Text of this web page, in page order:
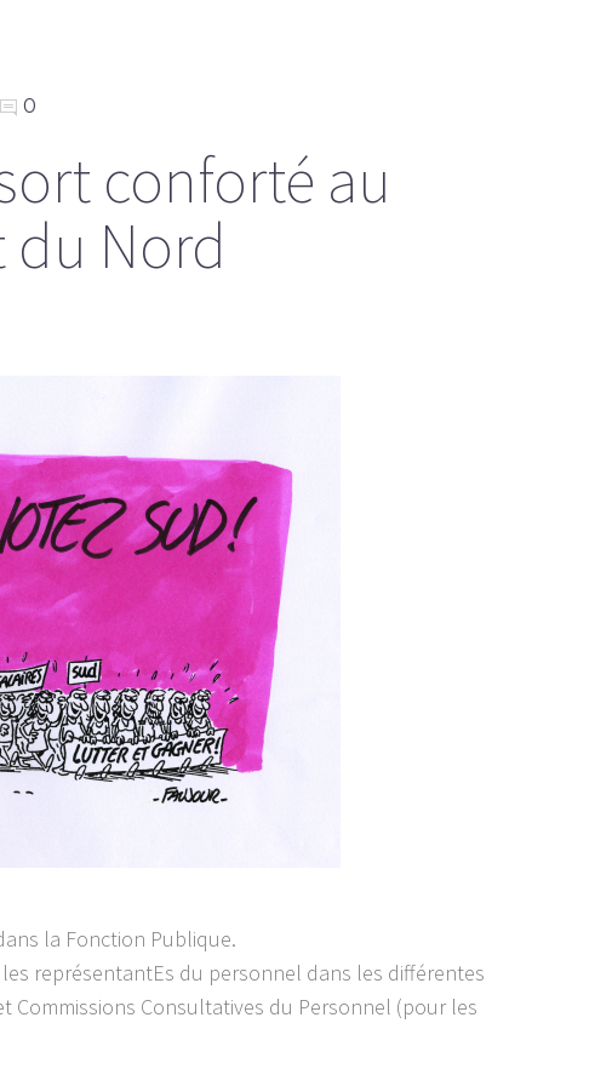
0
conforté au
du Nord
la Fonction Publique.
représentantEs du personnel dans les différentes
Commissions Consultatives du Personnel (pour les